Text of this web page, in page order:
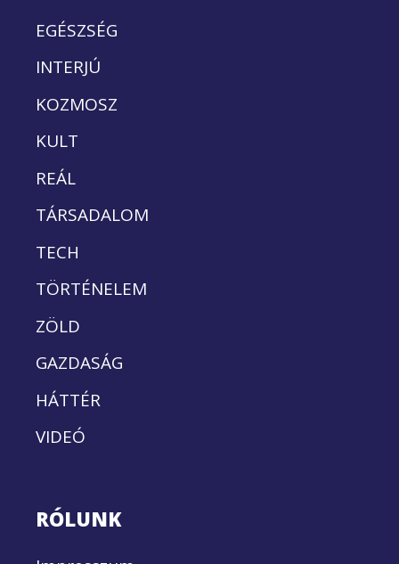
EGÉSZSÉG
INTERJÚ
KOZMOSZ
KULT
REÁL
TÁRSADALOM
TECH
TÖRTÉNELEM
ZÖLD
GAZDASÁG
HÁTTÉR
VIDEÓ
RÓLUNK